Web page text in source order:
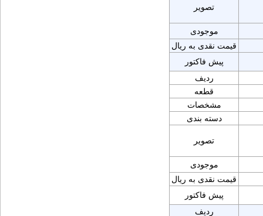
تصویر
موجودی
قیمت نقدی به ریال
پیش فاکتور
ردیف
قطعه
مشخصات
دسته بندی
تصویر
موجودی
قیمت نقدی به ریال
پیش فاکتور
ردیف